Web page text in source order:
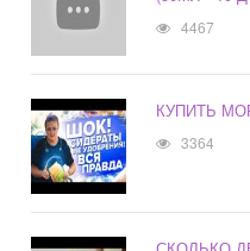
4467
КУПИТЬ
3364